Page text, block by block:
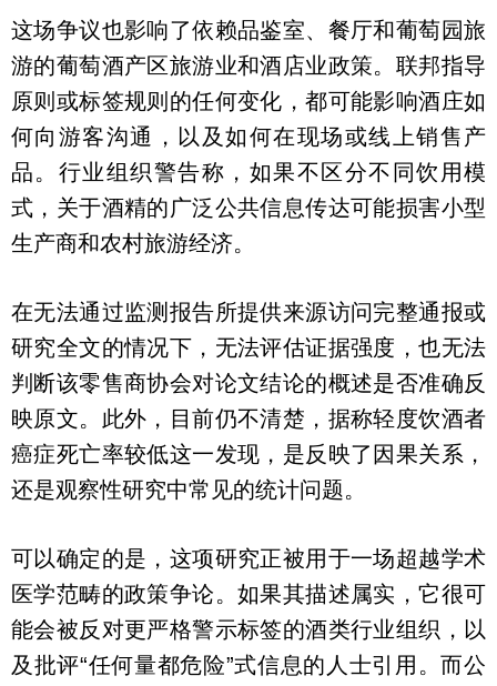
这场争议也影响了依赖品鉴室、餐厅和葡萄园旅
游的葡萄酒产区旅游业和酒店业政策。联邦指导
原则或标签规则的任何变化，都可能影响酒庄如
何向游客沟通，以及如何在现场或线上销售产
品。行业组织警告称，如果不区分不同饮用模
式，关于酒精的广泛公共信息传达可能损害小型
生产商和农村旅游经济。
在无法通过监测报告所提供来源访问完整通报或
研究全文的情况下，无法评估证据强度，也无法
判断该零售商协会对论文结论的概述是否准确反
映原文。此外，目前仍不清楚，据称轻度饮酒者
癌症死亡率较低这一发现，是反映了因果关系，
还是观察性研究中常见的统计问题。
可以确定的是，这项研究正被用于一场超越学术
医学范畴的政策争论。如果其描述属实，它很可
能会被反对更严格警示标签的酒类行业组织，以
及批评“任何量都危险”式信息的人士引用。而公